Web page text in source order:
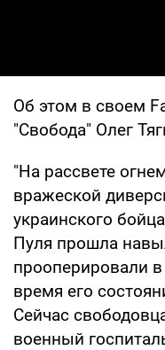
Об этом в своем
"Свобода" Олег
"На рассвете
вражеской
украинского
Пуля прошла
прооперировали
время его
Сейчас
военный